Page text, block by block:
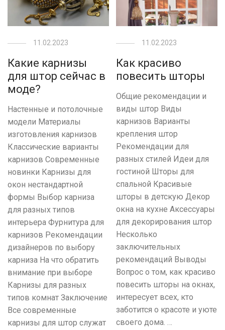
11.02.2023
Какие карнизы
для штор сейчас в
моде?
Настенные и потолочные
модели Материалы
изготовления карнизов
Классические варианты
карнизов Современные
новинки Карнизы для
окон нестандартной
формы Выбор карниза
для разных типов
интерьера Фурнитура для
карнизов Рекомендации
дизайнеров по выбору
карниза На что обратить
внимание при выборе
Карнизы для разных
типов комнат Заключение
Все современные
карнизы для штор служат
11.02.2023
Как красиво
повесить шторы
Общие рекомендации и
виды штор Виды
карнизов Варианты
крепления штор
Рекомендации для
разных стилей Идеи для
гостиной Шторы для
спальной Красивые
шторы в детскую Декор
окна на кухне Аксессуары
для декорирования штор
Несколько
заключительных
рекомендаций Выводы
Вопрос о том, как красиво
повесить шторы на окнах,
интересует всех, кто
заботится о красоте и уюте
своего дома. …